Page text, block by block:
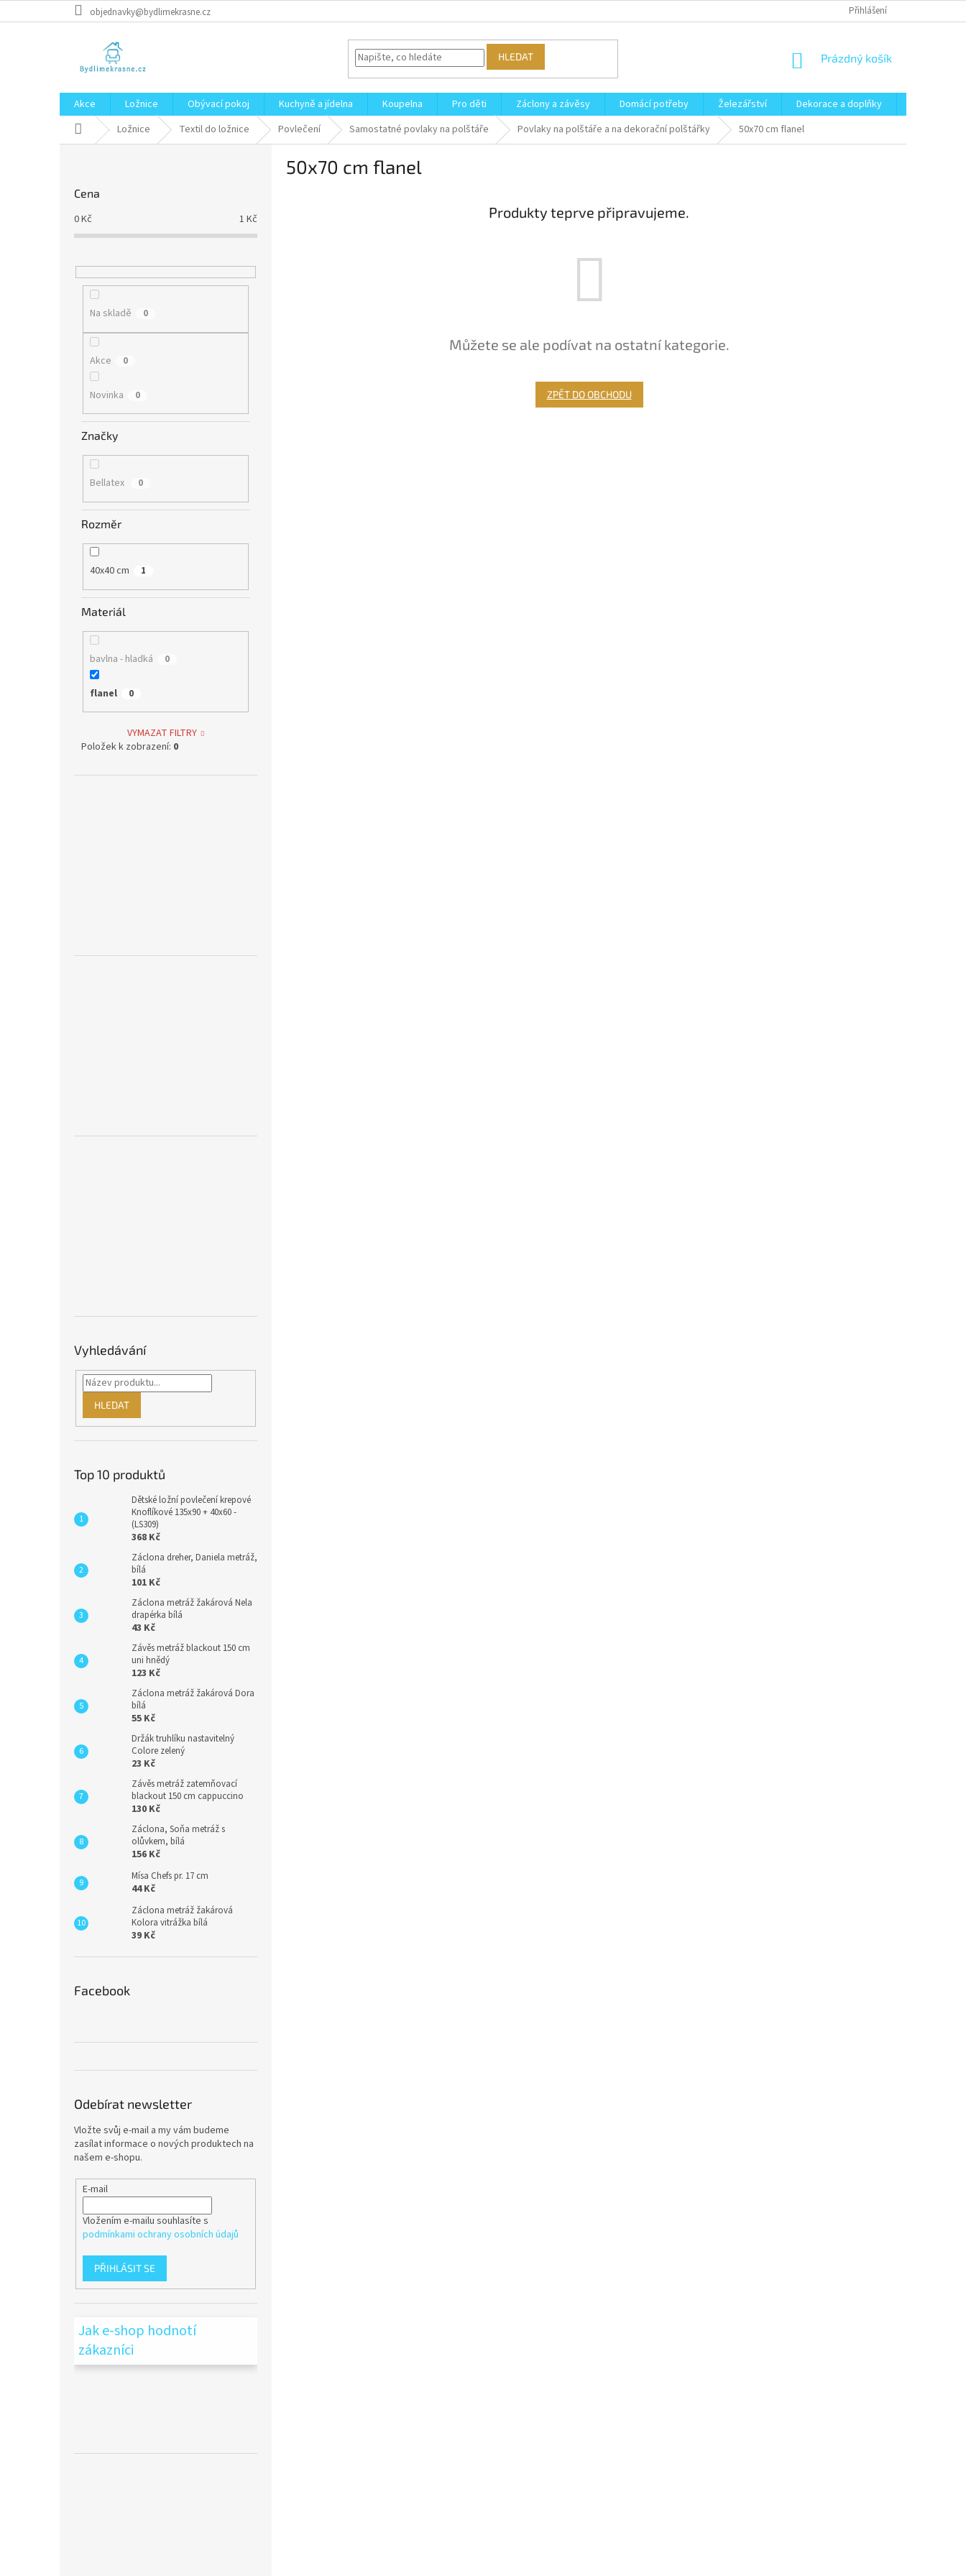
na
objednavky@bydlimekrasne.cz Přihlášení
HLEDAT
NÁKUPNÍ
Prázdný košík
Akce Ložnice Obývací pokoj Kuchyně a jídelna Koupelna Pro děti Záclony a závěsy Domácí potřeby Železářství Dekorace a doplňky
Domů Ložnice Textil do ložnice Povlečení Samostatné povlaky na polštáře Povlaky na polštáře a na dekorační polštářky 50x70 cm flanel
Cena
0Kč 1 Kč
Na skladě 0
Akce 0
Novinka 0
Značky
Bellatex 0
Rozměr
40x40 cm 1
Materiál
bavlna - hladká 0
flanel 0
VYMAZAT FILTRY
Položek k zobrazení: 0
Vyhledávání
HLEDAT
Top 10 produktů
Dětské ložní povlečení krepové
Knoflíkové 135x90 + 40x60 -
(LS309)
368 Kč
Záclona dreher, Daniela metráž,
bílá
101 Kč
Záclona metráž žakárová Nela
drapérka bílá
43 Kč
Závěs metráž blackout 150 cm
uni hnědý
123 Kč
Záclona metráž žakárová Dora
bílá
55 Kč
Držák truhlíku nastavitelný
Colore zelený
23 Kč
Závěs metráž zatemňovací
blackout 150 cm cappuccino
130 Kč
Záclona, Soňa metráž s
olůvkem, bílá
156 Kč
Mísa Chefs pr. 17 cm
44 Kč
Záclona metráž žakárová
Kolora vitrážka bílá
39 Kč
Facebook
Odebírat newsletter
Vložte svůj e-mail a my vám budeme
zasílat informace o nových produktech na
našem e-shopu.
E-mail
Vložením e-mailu souhlasíte s
podmínkami ochrany osobních údajů
PŘIHLÁSIT SE
Jak e-shop hodnotí
zákazníci
50x70 cm flanel
Produkty teprve připravujeme.
Můžete se ale podívat na ostatní kategorie.
ZPĚT DO OBCHODU